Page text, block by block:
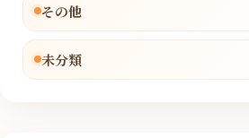
その他
未分類